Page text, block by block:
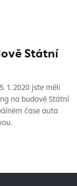
Státní
1. 2020 jste měli
na budově Státní
čase auta